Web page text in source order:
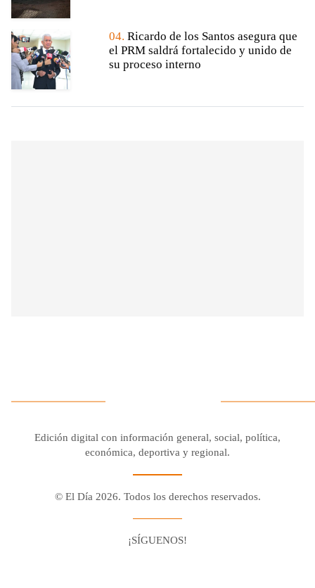
04. Ricardo de los Santos asegura que
el PRM saldrá fortalecido y unido de
su proceso interno
Edición digital con información general, social, política,
económica, deportiva y regional.
© El Día 2026. Todos los derechos reservados.
¡SÍGUENOS!